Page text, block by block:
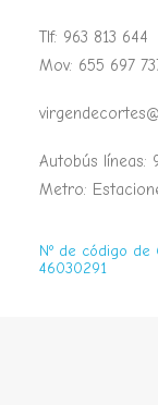
Tlf: 963 813 644
Mov: 655 697
Autobús líneas:
Metro:
Nº de código de
46030291